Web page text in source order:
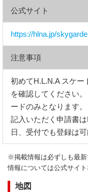
公式サイト
https://hlna.jp/
注意事項
初めてH.L.N.A スケ
を確認してください
ードのみとなります
記入いただく申請書
日、受付でも登録は可
※掲載情報は必ずしも最
情報については公式サイト
地図